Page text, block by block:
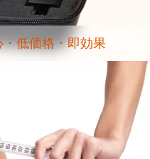
低価格・即効果